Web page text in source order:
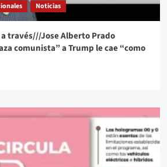
Noticias
través///Jose Alberto Prado
comunista” a Trump le cae “como